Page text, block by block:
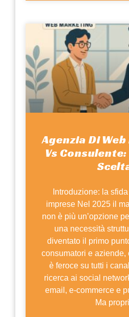
Agenzia Di
Vs
Introduzione: la
imprese Nel 2025 il
non è più un’opzione
una necessità
diventato il primo
consumatori e aziende,
è feroce su tutti i
ricerca ai social
email, e-commerce e
Ma